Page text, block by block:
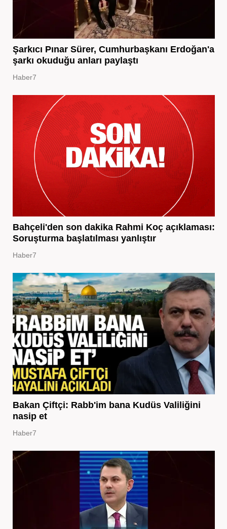
Şarkıcı Pınar Sürer, Cumhurbaşkanı Erdoğan'a
şarkı okuduğu anları paylaştı
Haber7
Bahçeli'den son dakika Rahmi Koç açıklaması:
Soruşturma başlatılması yanlıştır
Haber7
Bakan Çiftçi: Rabb'im bana Kudüs Valiliğini
nasip et
Haber7